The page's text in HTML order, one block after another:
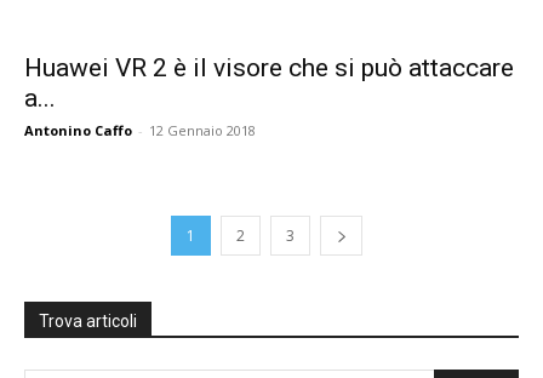
Huawei VR 2 è il visore che si può attaccare
a...
Antonino Caffo - 12 Gennaio 2018
1 2 3
Trova articoli